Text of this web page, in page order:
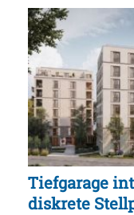
Tiefgarage
diskrete